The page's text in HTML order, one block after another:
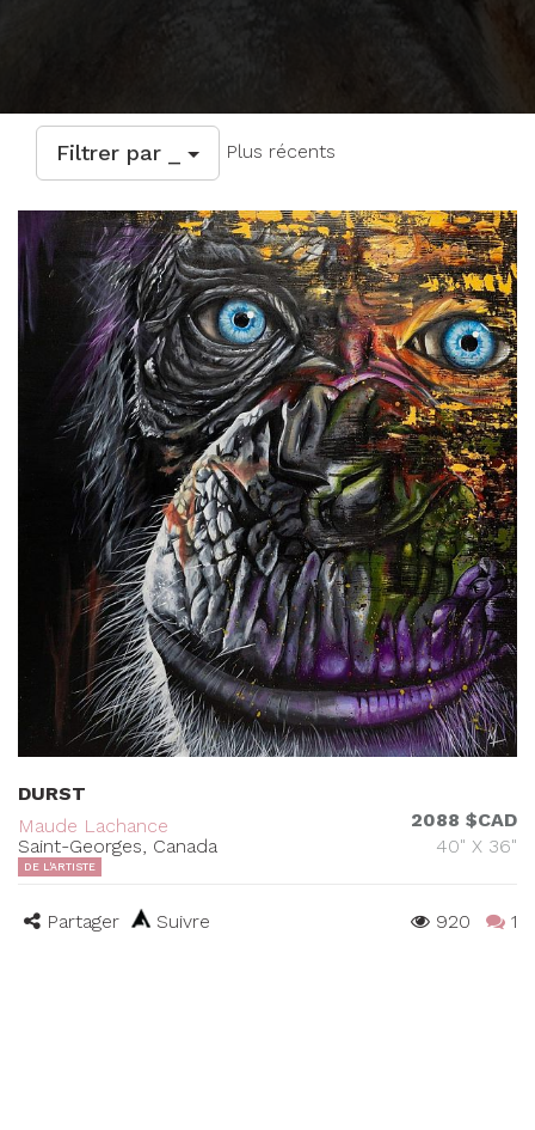
Filtrer par _ Plus récents
DURST
Maude Lachance
Saint-Georges, Canada
2088 $CAD
40" X 36"
DE L'ARTISTE
Partager Suivre 920 1